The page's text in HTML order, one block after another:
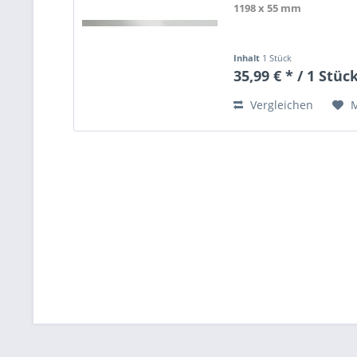
1198 x 55 mm
Inhalt 1 Stück
35,99 € * / 1
Vergleichen